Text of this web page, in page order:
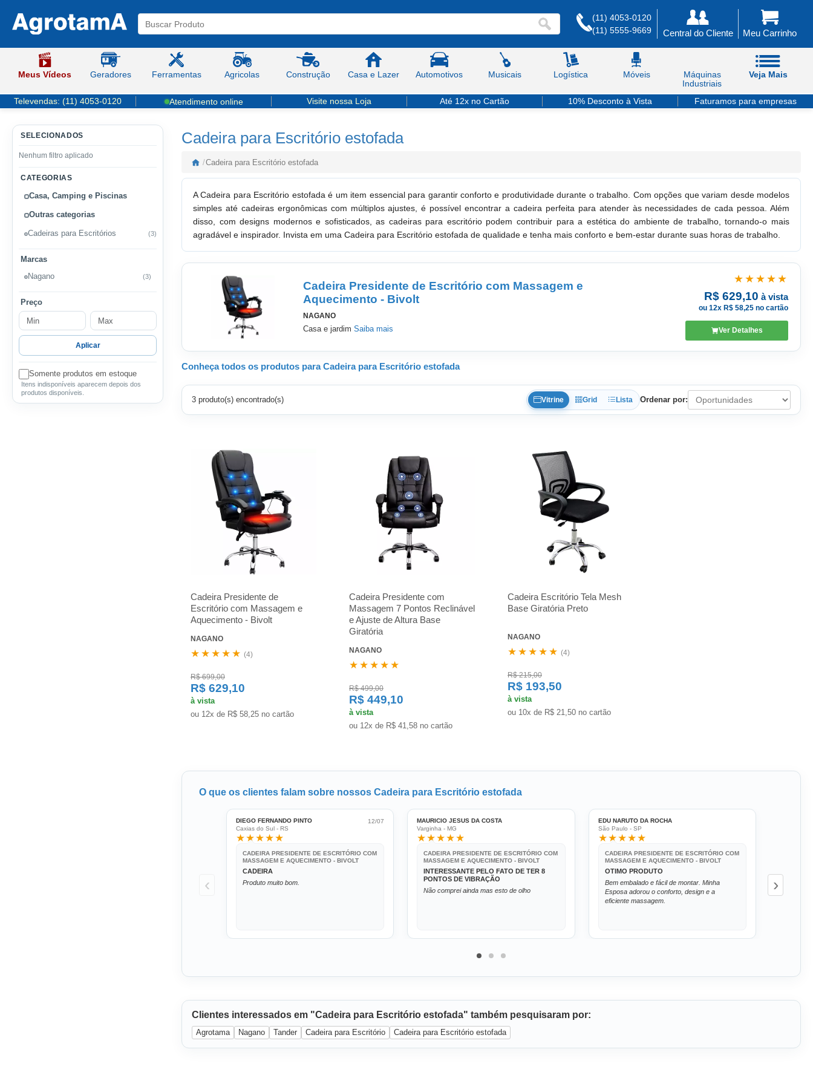
(11) 4053-0120
(11) 5555-9669
Central do Cliente Meu Carrinho
Meus Vídeos Geradores Ferramentas Agricolas Construção Casa e Lazer Automotivos Musicais Logística Móveis
Máquinas
Industriais
Veja Mais
Televendas: (11) 4053-0120 Atendimento online Visite nossa Loja Até 12x no Cartão 10% Desconto à Vista Faturamos para empresas
SELECIONADOS
Nenhum filtro aplicado
CATEGORIAS
Casa, Camping e Piscinas
Outras categorias
Cadeiras para Escritórios (3)
Marcas
Nagano
(3)
Preço
Aplicar
Somente produtos em estoque
Itens indisponíveis aparecem depois dos
produtos disponíveis.
Cadeira para Escritório estofada
/Cadeira para Escritório estofada
A Cadeira para Escritório estofada é um item essencial para garantir conforto e produtividade durante o trabalho. Com opções que variam desde modelos
simples até cadeiras ergonômicas com múltiplos ajustes, é possível encontrar a cadeira perfeita para atender às necessidades de cada pessoa. Além
disso, com designs modernos e sofisticados, as cadeiras para escritório podem contribuir para a estética do ambiente de trabalho, tornando-o mais
agradável e inspirador. Invista em uma Cadeira para Escritório estofada de qualidade e tenha mais conforto e bem-estar durante suas horas de trabalho.
Cadeira Presidente de Escritório com Massagem e
Aquecimento - Bivolt
NAGANO
Casa e jardim Saiba mais
★★★★★
R$ 629,10 à vista
ou 12x R$ 58,25 no cartão
Ver Detalhes
Conheça todos os produtos para Cadeira para Escritório estofada
3 produto(s) encontrado(s) Vitrine Grid Lista Ordenar por:
Cadeira Presidente de
Escritório com Massagem e
Aquecimento - Bivolt
NAGANO
★★★★★ (4)
R$ 699,00
R$ 629,10
à vista
ou 12x de R$ 58,25 no cartão
Cadeira Presidente com
Massagem 7 Pontos Reclinável
e Ajuste de Altura Base
Giratória
NAGANO
★★★★★
R$ 499,00
R$ 449,10
à vista
ou 12x de R$ 41,58 no cartão
Cadeira Escritório Tela Mesh
Base Giratória Preto
NAGANO
★★★★★ (4)
R$ 215,00
R$ 193,50
à vista
ou 10x de R$ 21,50 no cartão
O que os clientes falam sobre nossos Cadeira para Escritório estofada
‹
DIEGO FERNANDO PINTO
Caxias do Sul - RS
12/07
★★★★★
CADEIRA PRESIDENTE DE ESCRITÓRIO COM
MASSAGEM E AQUECIMENTO - BIVOLT
CADEIRA
Produto muito bom.
MAURICIO JESUS DA COSTA
Varginha - MG
★★★★★
CADEIRA PRESIDENTE DE ESCRITÓRIO COM
MASSAGEM E AQUECIMENTO - BIVOLT
INTERESSANTE PELO FATO DE TER 8
PONTOS DE VIBRAÇÃO
Não comprei ainda mas esto de olho
EDU NARUTO DA ROCHA
São Paulo - SP
★★★★★
CADEIRA PRESIDENTE DE ESCRITÓRIO COM
MASSAGEM E AQUECIMENTO - BIVOLT
OTIMO PRODUTO
Bem embalado e fácil de montar. Minha
Esposa adorou o conforto, design e a
eficiente massagem.
›
Clientes interessados em "Cadeira para Escritório estofada" também pesquisaram por:
Agrotama Nagano Tander Cadeira para Escritório Cadeira para Escritório estofada